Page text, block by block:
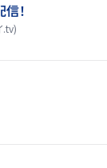
！
.tv)